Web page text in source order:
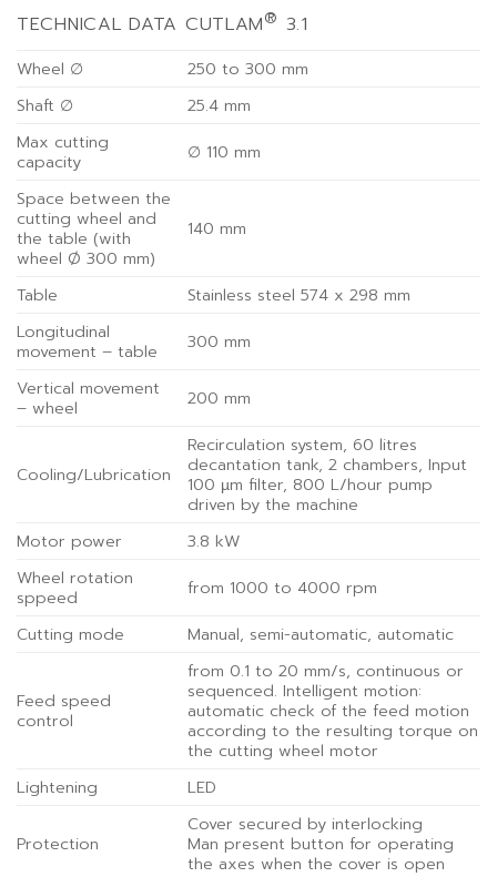
TECHNICAL DATA CUTLAM® 3.1
Wheel ∅
250 to 300 mm
Shaft ∅
25.4 mm
Max cutting
capacity
∅ 110 mm
Space between the
cutting wheel and
the table (with
wheel Ø 300 mm)
140 mm
Table
Stainless steel 574 x 298 mm
Longitudinal
movement – table
300 mm
Vertical movement
– wheel
200 mm
Cooling/Lubrication
Recirculation system, 60 litres
decantation tank, 2 chambers, Input
100 µm filter, 800 L/hour pump
driven by the machine
Motor power
3.8 kW
Wheel rotation
sppeed
from 1000 to 4000 rpm
Cutting mode
Manual, semi-automatic, automatic
Feed speed
control
from 0.1 to 20 mm/s, continuous or
sequenced. Intelligent motion:
automatic check of the feed motion
according to the resulting torque on
the cutting wheel motor
Lightening
LED
Protection
Cover secured by interlocking
Man present button for operating
the axes when the cover is open